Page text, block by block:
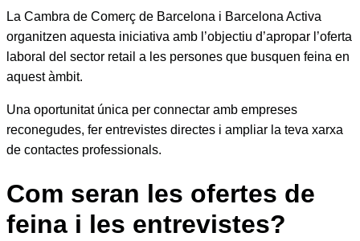
La Cambra de Comerç de Barcelona i Barcelona Activa
organitzen aquesta iniciativa amb l’objectiu d’apropar l’oferta
laboral del sector retail a les persones que busquen feina en
aquest àmbit.
Una oportunitat única per connectar amb empreses
reconegudes, fer entrevistes directes i ampliar la teva xarxa
de contactes professionals.
Com seran les ofertes de
feina i les entrevistes?